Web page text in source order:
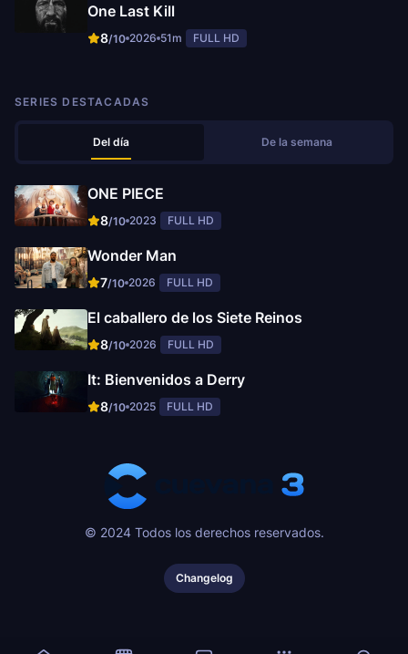
One Last Kill
8/10 2026 51m FULL HD
SERIES DESTACADAS
Del día De la semana
ONE PIECE
8/10 2023 FULL HD
Wonder Man
7/10 2026 FULL HD
El caballero de los Siete Reinos
8/10 2026 FULL HD
It: Bienvenidos a Derry
8/10 2025 FULL HD
© 2024 Todos los derechos reservados.
Changelog